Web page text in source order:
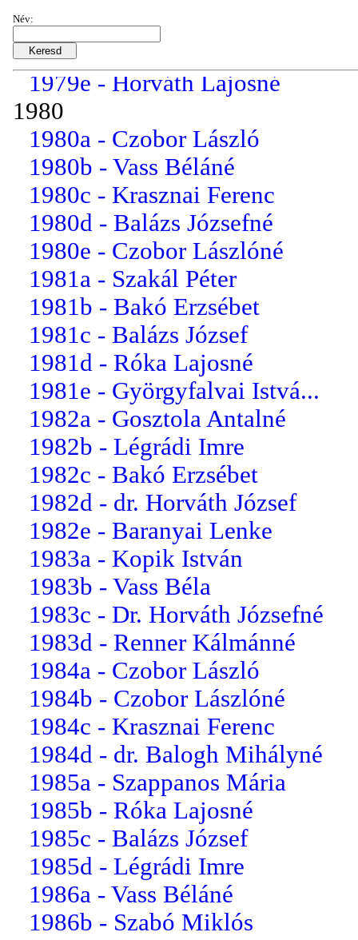
Név:1979c - Vass Béla
1979d - Balázs Józsefné
1979e - Horváth Lajosné
1980
1980a - Czobor László
1980b - Vass Béláné
1980c - Krasznai Ferenc
1980d - Balázs Józsefné
1980e - Czobor Lászlóné
1981a - Szakál Péter
1981b - Bakó Erzsébet
1981c - Balázs József
1981d - Róka Lajosné
1981e - Györgyfalvai Istvá...
1982a - Gosztola Antalné
1982b - Légrádi Imre
1982c - Bakó Erzsébet
1982d - dr. Horváth József
1982e - Baranyai Lenke
1983a - Kopik István
1983b - Vass Béla
1983c - Dr. Horváth Józsefné
1983d - Renner Kálmánné
1984a - Czobor László
1984b - Czobor Lászlóné
1984c - Krasznai Ferenc
1984d - dr. Balogh Mihályné
1985a - Szappanos Mária
1985b - Róka Lajosné
1985c - Balázs József
1985d - Légrádi Imre
1986a - Vass Béláné
1986b - Szabó Miklós